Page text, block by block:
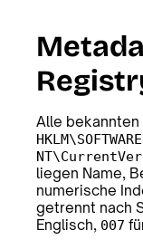
Alle
liegen Name,
numerische
getrennt nach
Englisch, 007